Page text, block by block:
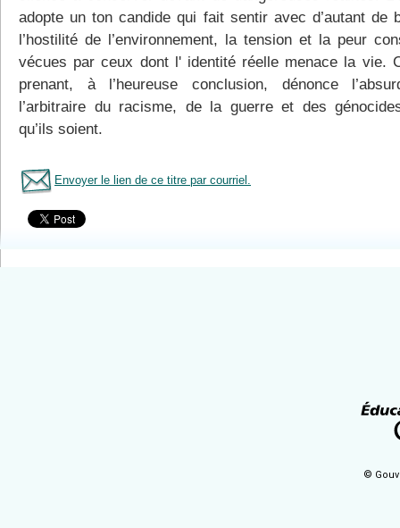
adopte un ton candide qui fait sentir avec d’autant de
l’hostilité de l’environnement, la tension et la peur
vécues par ceux dont l' identité réelle menace la vie.
prenant, à l’heureuse conclusion, dénonce
l’arbitraire du racisme, de la guerre et des
qu’ils soient.
Envoyer le lien de ce titre par courriel.
©